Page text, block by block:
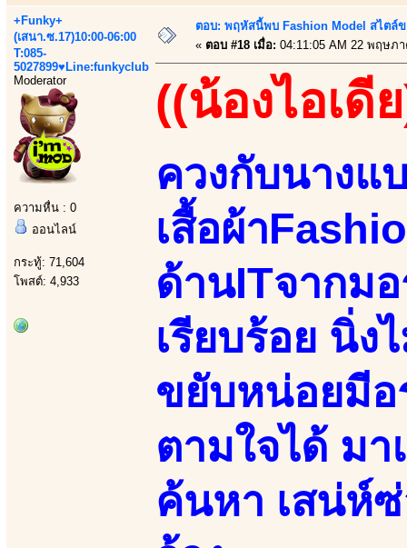
+Funky+
(เสนา.ซ.17)10:00-06:00
T:085-
5027899♥Line:funkyclub
Moderator
ความหื่น : 0
ออนไลน์
กระทู้: 71,604
โพสต์: 4,933
ตอบ: พฤหัสนี้พบ Fashion Model สไตล์ข
« ตอบ #18 เมื่อ: 04:11:05 AM 22 พฤษภ
((น้องไอเดี
ควงกับนางแ
เสื้อผ้า
ด้านITจากม
เรียบร้อย นิ่ง
ขยับหน่อยมี
ตามใจได้ ม
ค้นหา เสน่ห์